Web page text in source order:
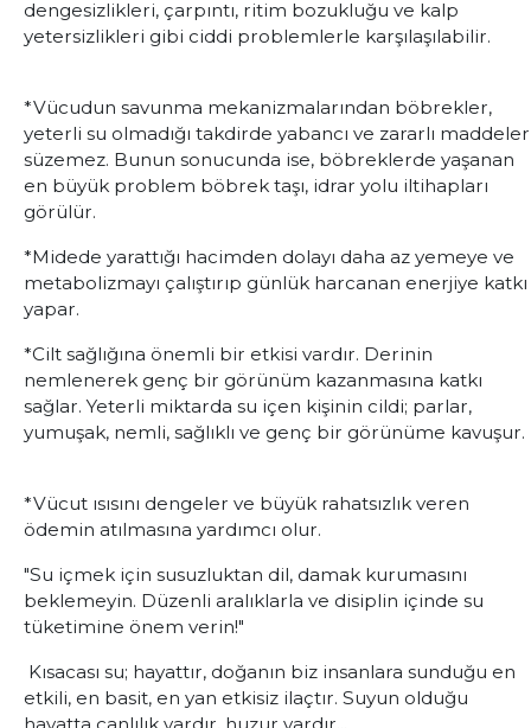
dengesizlikleri, çarpıntı, ritim bozukluğu ve kalp
yetersizlikleri gibi ciddi problemlerle karşılaşılabilir.
*Vücudun savunma mekanizmalarından böbrekler,
yeterli su olmadığı takdirde yabancı ve zararlı
süzemez. Bunun sonucunda ise, böbreklerde yaşanan
en büyük problem böbrek taşı, idrar yolu iltihapları
görülür.
*Midede yarattığı hacimden dolayı daha az yemeye ve
metabolizmayı çalıştırıp günlük harcanan enerjiye katkı
yapar.
*Cilt sağlığına önemli bir etkisi vardır. Derinin
nemlenerek genç bir görünüm kazanmasına katkı
sağlar. Yeterli miktarda su içen kişinin cildi; parlar,
yumuşak, nemli, sağlıklı ve genç bir görünüme kavuşur.
*Vücut ısısını dengeler ve büyük rahatsızlık veren
ödemin atılmasına yardımcı olur.
"Su içmek için susuzluktan dil, damak kurumasını
beklemeyin. Düzenli aralıklarla ve disiplin içinde su
tüketimine önem verin!"
Kısacası su; hayattır, doğanın biz insanlara sunduğu en
etkili, en basit, en yan etkisiz ilaçtır. Suyun olduğu